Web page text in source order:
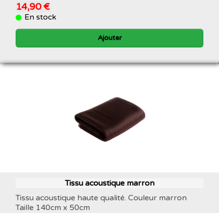
14,90 €
En stock
Ajouter
Tissu acoustique marron
Tissu acoustique haute qualité. Couleur marron
Taille 140cm x 50cm